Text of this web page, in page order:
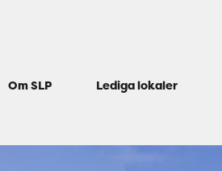
Om SLP Lediga lokaler